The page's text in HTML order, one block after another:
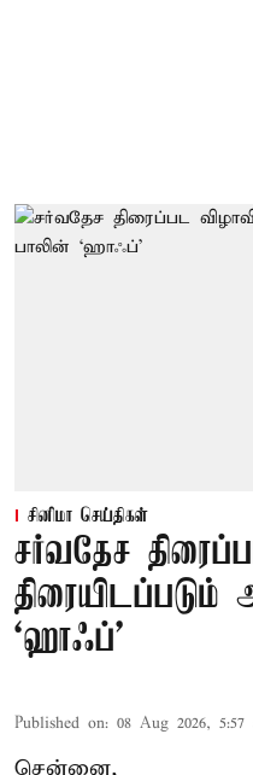
சினிமா செய்திகள்
சர்வதேச
திரையிடப்படும்
‘ஹாஃப்’
Published on: 08 Aug 2026, 5:57
சென்னை,